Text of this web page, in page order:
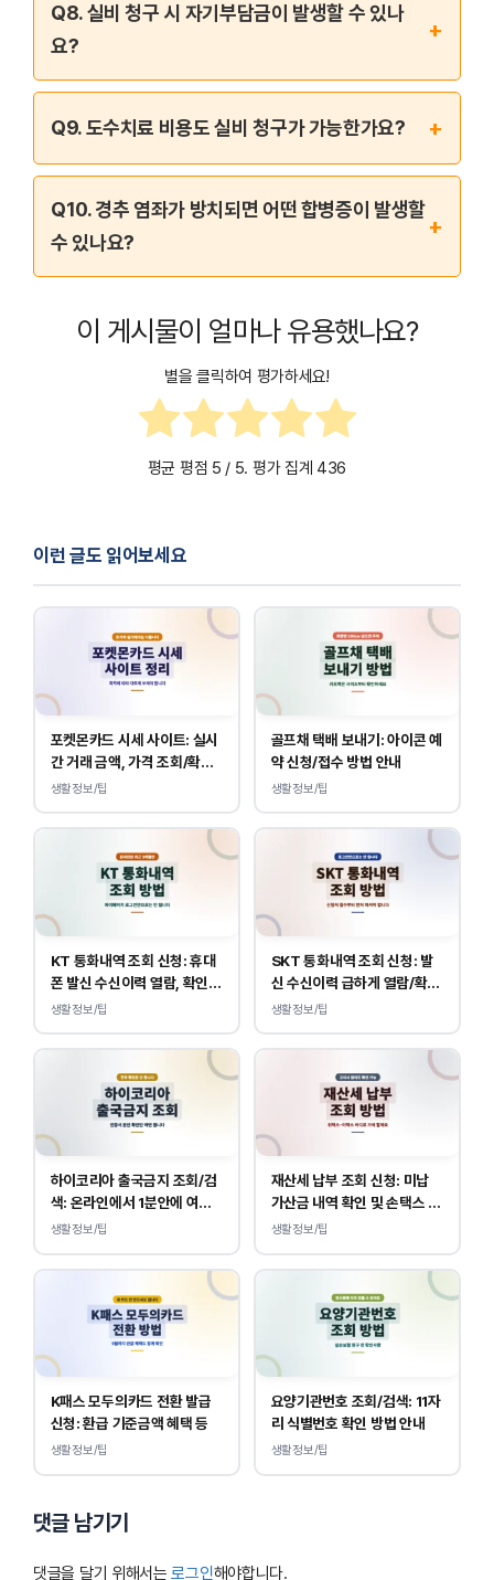
Q8. 실비 청구 시 자기부담금이 발생할 수 있나
요?
+
Q9. 도수치료 비용도 실비 청구가 가능한가요? +
Q10. 경추 염좌가 방치되면 어떤 합병증이 발생할
수 있나요?
+
이 게시물이 얼마나 유용했나요?
별을 클릭하여 평가하세요!
평균 평점 5 / 5. 평가 집계 436
이런 글도 읽어보세요
포켓몬카드 시세 사이트: 실시
간 거래 금액, 가격 조회/확인
바로가기
생활정보/팁
골프채 택배 보내기: 아이콘 예
약 신청/접수 방법 안내
생활정보/팁
KT 통화내역 조회 신청: 휴대
폰 발신 수신이력 열람, 확인
하는 방법
생활정보/팁
SKT 통화내역 조회 신청: 발
신 수신이력 급하게 열람/확인
하는 방법
생활정보/팁
하이코리아 출국금지 조회/검
색: 온라인에서 1분안에 여부
확인 하는 방법
생활정보/팁
재산세 납부 조회 신청: 미납
가산금 내역 확인 및 손택스 이
택스 경로 안내
생활정보/팁
K패스 모두의카드 전환 발급
신청: 환급 기준금액 혜택 등
생활정보/팁
요양기관번호 조회/검색: 11자
리 식별번호 확인 방법 안내
생활정보/팁
댓글 남기기
댓글을 달기 위해서는로그인해야합니다.